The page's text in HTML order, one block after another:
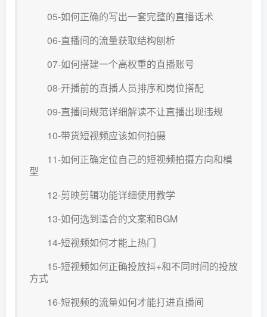
05-如何正确的写出一套完整的直播话术
06-直播间的流量获取结构刨析
07-如何搭建一个高权重的直播账号
08-开播前的直播人员排序和岗位搭配
09-直播间规范详细解读不让直播出现违规
10-带货短视频应该如何拍摄
11-如何正确定位自己的短视频拍摄方向和模
型
12-剪映剪辑功能详细使用教学
13-如何选到适合的文案和BGM
14-短视频如何才能上热门
15-短视频如何正确投放抖+和不同时间的投放
方式
16-短视频的流量如何才能打进直播间